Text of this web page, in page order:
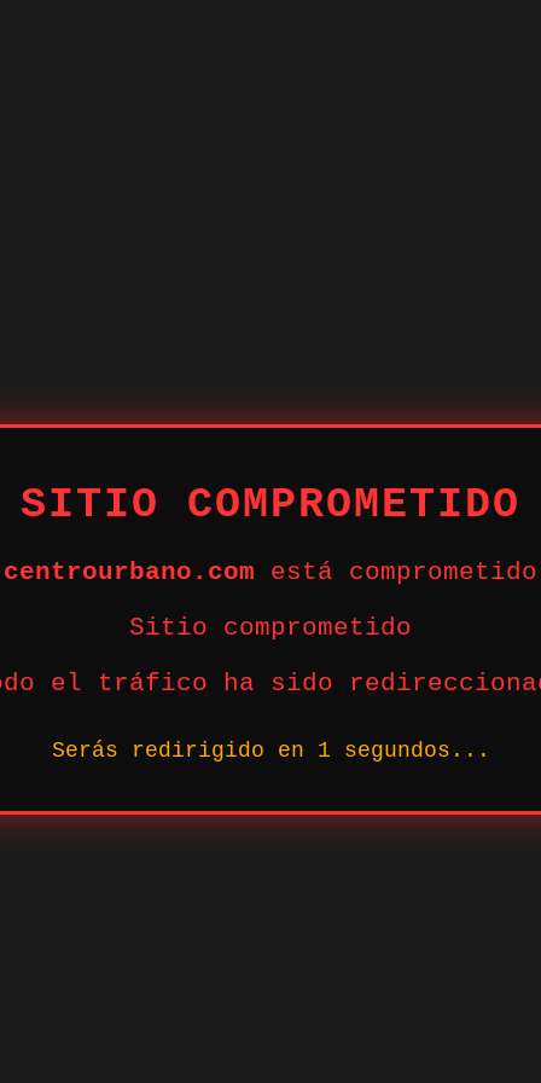
centrourbano.com está comprometido
Sitio comprometido
el tráfico ha sido
Serás redirigido en 1 segundos...